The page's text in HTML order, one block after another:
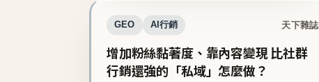
GEO AI行銷 天下雜誌
增加粉絲黏著度、靠內容變現 比社群
行銷還強的「私域」怎麼做？